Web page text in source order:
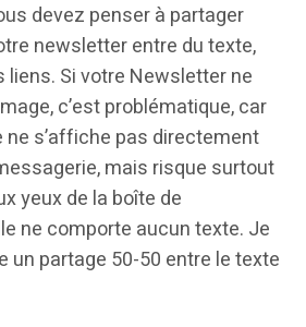
devez penser à partager
newsletter entre du texte,
liens. Si votre Newsletter ne
c’est problématique, car
s’affiche pas directement
mais risque surtout
yeux de la boîte de
ne comporte aucun texte. Je
un partage 50-50 entre le texte